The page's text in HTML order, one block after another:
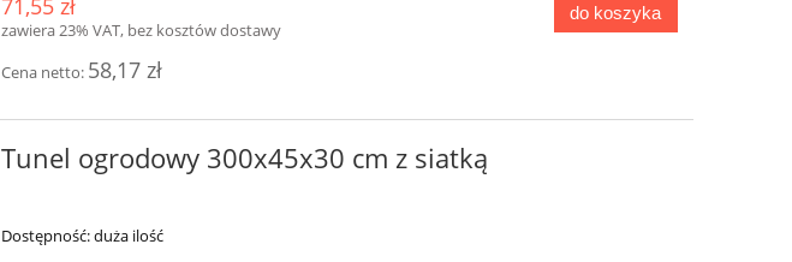
71,55 zł
zawiera 23% VAT, bez kosztów dostawy
Cena netto: 58,17 zł
do koszyka
Tunel ogrodowy 300x45x30 cm z siatką
Dostępność:duża ilość